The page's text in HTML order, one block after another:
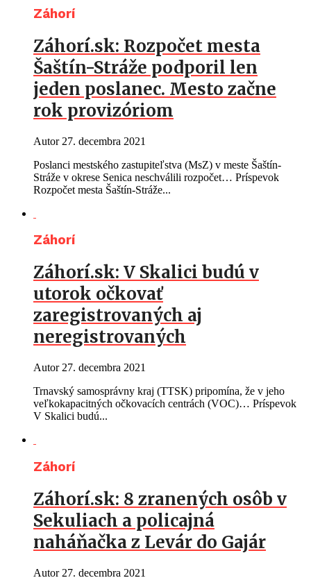
Záhorí
Záhorí.sk: Rozpočet mesta
Šaštín-Stráže podporil len
jeden poslanec. Mesto začne
rok provizóriom
Autor 27. decembra 2021
Poslanci mestského zastupiteľstva (MsZ) v meste Šaštín-
Stráže v okrese Senica neschválili rozpočet… Príspevok
Rozpočet mesta Šaštín-Stráže...
Záhorí
Záhorí.sk: V Skalici budú v
utorok očkovať
zaregistrovaných aj
neregistrovaných
Autor 27. decembra 2021
Trnavský samosprávny kraj (TTSK) pripomína, že v jeho
veľkokapacitných očkovacích centrách (VOC)… Príspevok
V Skalici budú...
Záhorí
Záhorí.sk: 8 zranených osôb v
Sekuliach a policajná
naháňačka z Levár do Gajár
Autor 27. decembra 2021